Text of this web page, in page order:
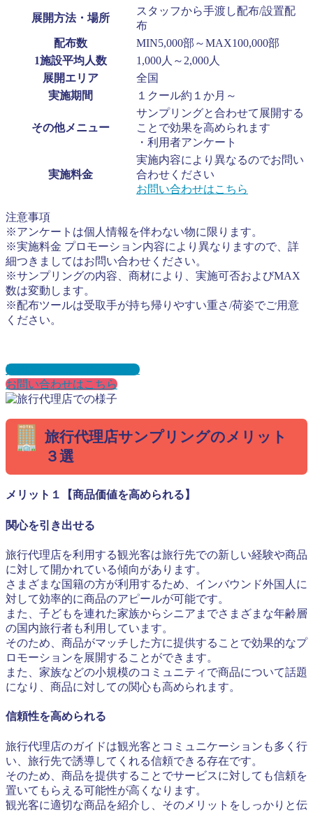
展開方法・場所
スタッフから手渡し配布/設置配
布
配布数
MIN5,000部～MAX100,000部
1施設平均人数
1,000人～2,000人
展開エリア
全国
実施期間
１クール約１か月～
その他メニュー
サンプリングと合わせて展開する
ことで効果を高められます
・利用者アンケート
実施料金
実施内容により異なるのでお問い
合わせください
お問い合わせはこちら
注意事項
※アンケートは個人情報を伴わない物に限ります。
※実施料金 プロモーション内容により異なりますので、詳
細つきましてはお問い合わせください。
※サンプリングの内容、商材により、実施可否およびMAX
数は変動します。
※配布ツールは受取手が持ち帰りやすい重さ/荷姿でご用意
ください。
資料ダウンロードはこちら
お問い合わせはこちら
旅行代理店サンプリングのメリット
３選
メリット１【商品価値を高められる】
関心を引き出せる
旅行代理店を利用する観光客は旅行先での新しい経験や商品
に対して開かれている傾向があります。
さまざまな国籍の方が利用するため、インバウンド外国人に
対して効率的に商品のアピールが可能です。
また、子どもを連れた家族からシニアまでさまざまな年齢層
の国内旅行者も利用しています。
そのため、商品がマッチした方に提供することで効果的なプ
ロモーションを展開することができます。
また、家族などの小規模のコミュニティで商品について話題
になり、商品に対しての関心も高められます。
信頼性を高められる
旅行代理店のガイドは観光客とコミュニケーションも多く行
い、旅行先で誘導してくれる信頼できる存在です。
そのため、商品を提供することでサービスに対しても信頼を
置いてもらえる可能性が高くなります。
観光客に適切な商品を紹介し、そのメリットをしっかりと伝